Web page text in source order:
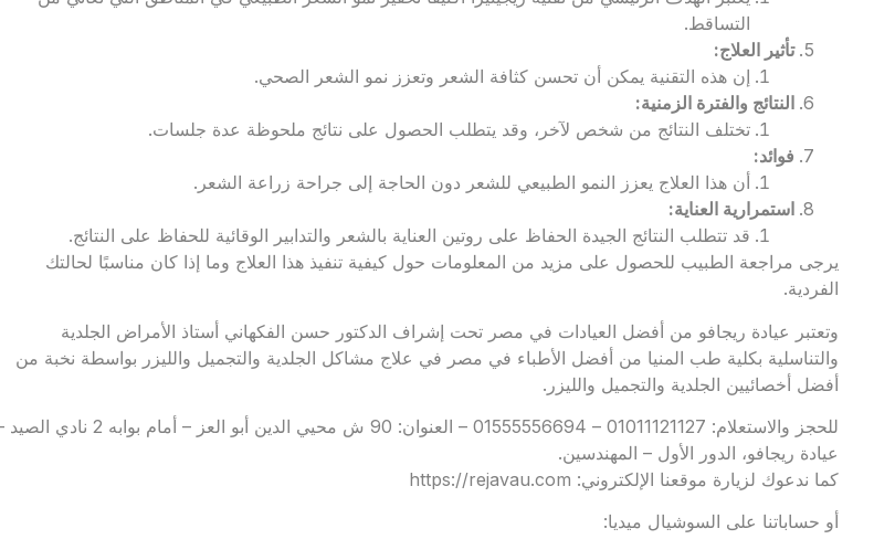
التساقط.
تأثير العلاج:
إن هذه التقنية يمكن أن تحسن كثافة الشعر وتعزز نمو الشعر الصحي.
النتائج والفترة الزمنية:
تختلف النتائج من شخص لآخر، وقد يتطلب الحصول على نتائج ملحوظة عدة جلسات.
فوائد:
أن هذا العلاج يعزز النمو الطبيعي للشعر دون الحاجة إلى جراحة زراعة الشعر.
استمرارية العناية:
قد تتطلب النتائج الجيدة الحفاظ على روتين العناية بالشعر والتدابير الوقائية للحفاظ على النتائج.
يرجى مراجعة الطبيب للحصول على مزيد من المعلومات حول كيفية تنفيذ هذا العلاج وما إذا كان مناسبًا لحالتك
الفردية.
وتعتبر عيادة ريجافو من أفضل العيادات في مصر تحت إشراف الدكتور حسن الفكهاني أستاذ الأمراض الجلدية
والتناسلية بكلية طب المنيا من أفضل الأطباء في مصر في علاج مشاكل الجلدية والتجميل والليزر بواسطة نخبة من
أفضل أخصائيين الجلدية والتجميل والليزر.
للحجز والاستعلام: 01011121127 – 01555556694 – العنوان: 90 ش محيي الدين أبو العز – أمام بوابه 2
عيادة ريجافو، الدور الأول – المهندسين.
كما ندعوك لزيارة موقعنا الإلكتروني: https://rejavau.com
أو حساباتنا على السوشيال ميديا: